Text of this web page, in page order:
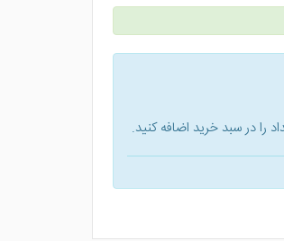
را در سبد خرید اضافه کنید.